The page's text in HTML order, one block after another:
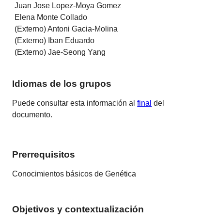
Juan Jose Lopez-Moya Gomez
Elena Monte Collado
(Externo) Antoni Gacia-Molina
(Externo) Iban Eduardo
(Externo) Jae-Seong Yang
Idiomas de los grupos
Puede consultar esta información alfinal del
documento.
Prerrequisitos
Conocimientos básicos de Genética
Objetivos y contextualización